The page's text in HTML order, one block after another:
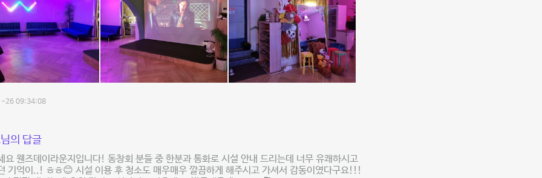
26 09:34:08
의 답글
요 웬즈데이라운지입니다! 동창회 분들 중 한분과 통화로 시설 안내 드리는데 너무 유쾌하시고
기억이..! ㅎㅎ😊 시설 이용 후 청소도 매우매우 깔끔하게 해주시고 가셔서 감동이였다구요!!!